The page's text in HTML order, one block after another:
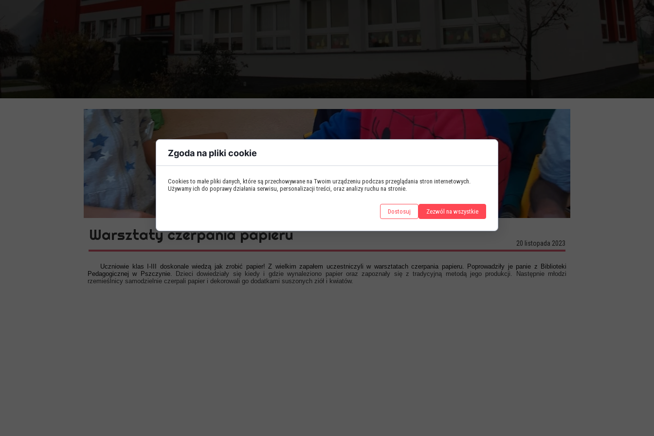
20 listopada 2023
Uczniowie klas I-III doskonale wiedzą jak zrobić papier! Z wielkim zapałem uczestniczyli w warsztatach czerpania papieru. Poprowadziły je panie z Biblioteki
Pedagogicznej w Pszczynie.
Dzieci dowiedziały się kiedy i gdzie wynaleziono papier oraz zapoznały się z tradycyjną metodą jego produkcji. Następnie młodzi
rzemieślnicy samodzielnie czerpali papier i dekorowali go dodatkami suszonych ziół i kwiatów.
Warsztaty czerpania papieru
Zgoda na pliki cookie
Cookies to małe pliki danych, które są przechowywane na Twoim urządzeniu podczas przeglądania stron internetowych.
Używamy ich do poprawy działania serwisu, personalizacji treści, oraz analizy ruchu na stronie.
Dostosuj Zezwól na wszystkie